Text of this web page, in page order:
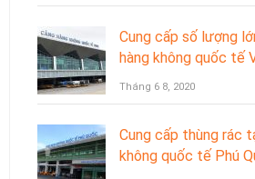
Cung cấp số lượng
hàng không quốc tế
Tháng 6 8, 2020
Cung cấp thùng rác
không quốc tế Phú